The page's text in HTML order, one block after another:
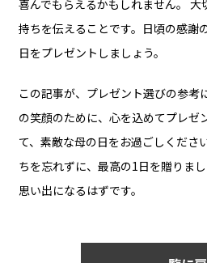
喜んでもらえるかもしれません。
持ちを伝えることです。日頃の感謝
日をプレゼントしましょう。
この記事が、プレゼント選びの参考
の笑顔のために、心を込めてプレゼ
て、素敵な母の日をお過ごしくださ
ちを忘れずに、最高の1日を贈りま
思い出になるはずです。